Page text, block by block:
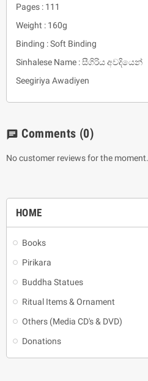
HOME
Books
Pirikara
Buddha Statues
Ritual Items & Ornament
Others (Media CD's & DVD)
Donations
Pages : 111
Weight : 160g
Binding : Soft Binding
Sinhalese Name : සීගිරිය අවදියෙන්
Seegiriya Awadiyen
chat Comments (0)
No customer reviews for the moment.